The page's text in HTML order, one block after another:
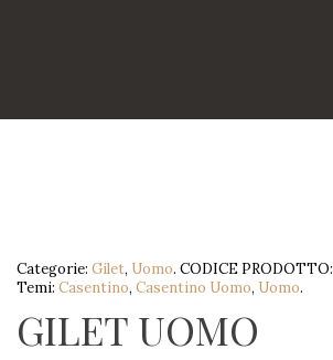
CODICE PRODOTTO:
Categorie: Gilet, Uomo.
Temi: Casentino, Casentino Uomo, Uomo.
GILET UOMO